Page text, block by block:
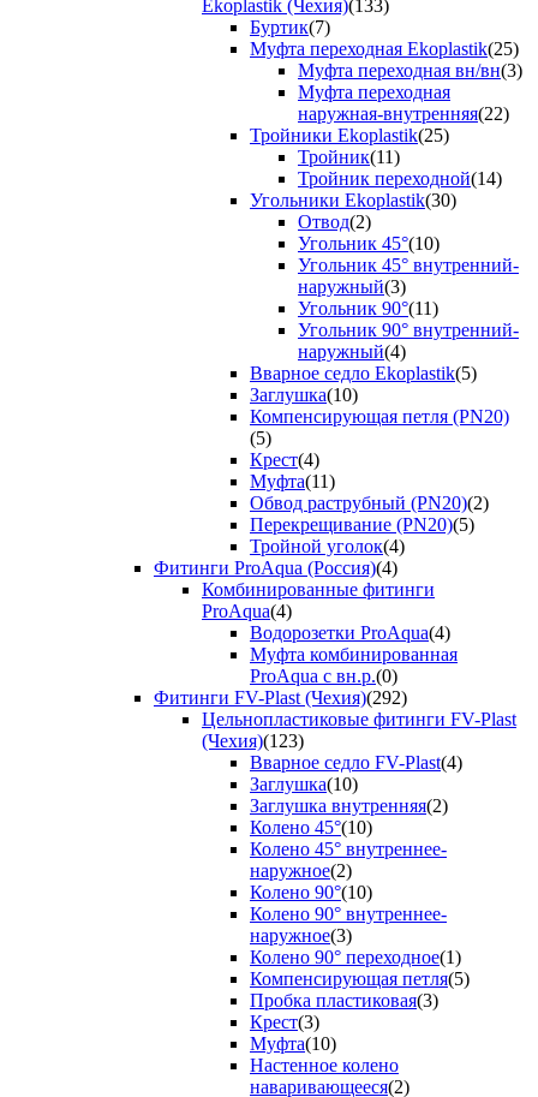
Ekoplastik (Чехия)(133)
Буртик(7)
Муфта переходная Ekoplastik(25)
Муфта переходная вн/вн(3)
Муфта переходная
наружная-внутренняя(22)
Тройники Ekoplastik(25)
Тройник(11)
Тройник переходной(14)
Угольники Ekoplastik(30)
Отвод(2)
Угольник 45°(10)
Угольник 45° внутренний-
наружный(3)
Угольник 90°(11)
Угольник 90° внутренний-
наружный(4)
Вварное седло Ekoplastik(5)
Заглушка(10)
Компенсирующая петля (PN20)
(5)
Крест(4)
Муфта(11)
Обвод раструбный (PN20)(2)
Перекрещивание (PN20)(5)
Тройной уголок(4)
Фитинги ProAqua (Россия)(4)
Комбинированные фитинги
ProAqua(4)
Водорозетки ProAqua(4)
Муфта комбинированная
ProAqua с вн.р.(0)
Фитинги FV-Plast (Чехия)(292)
Цельнопластиковые фитинги FV-Plast
(Чехия)(123)
Вварное седло FV-Plast(4)
Заглушка(10)
Заглушка внутренняя(2)
Колено 45°(10)
Колено 45° внутреннее-
наружное(2)
Колено 90°(10)
Колено 90° внутреннее-
наружное(3)
Колено 90° переходное(1)
Компенсирующая петля(5)
Пробка пластиковая(3)
Крест(3)
Муфта(10)
Настенное колено
наваривающееся(2)